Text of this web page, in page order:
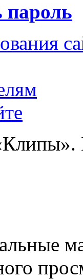
пароль